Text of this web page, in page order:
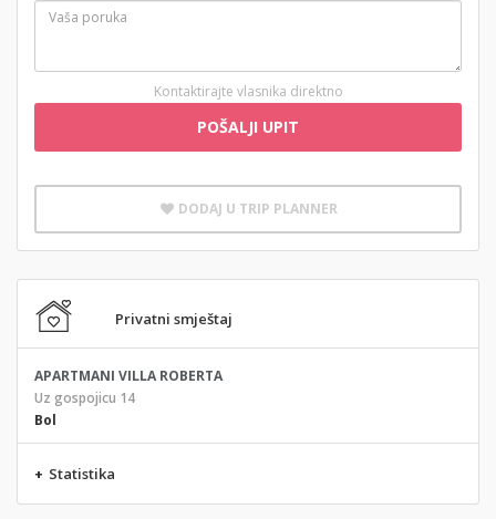
Kontaktirajte vlasnika direktno
POŠALJI UPIT
DODAJ U TRIP PLANNER
Privatni smještaj
APARTMANI VILLA ROBERTA
Uz gospojicu 14
Bol
+ Statistika